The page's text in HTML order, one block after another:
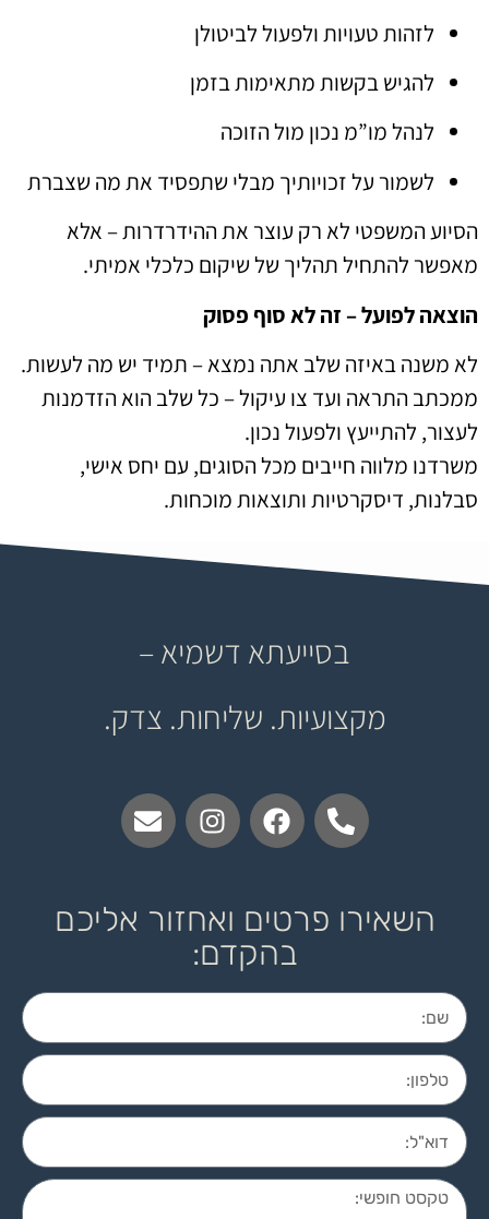
לזהות טעויות ולפעול לביטולן
להגיש בקשות מתאימות בזמן
לנהל מו”מ נכון מול הזוכה
לשמור על זכויותיך מבלי שתפסיד את מה שצברת
הסיוע המשפטי לא רק עוצר את ההידרדרות – אלא
מאפשר להתחיל תהליך של שיקום כלכלי אמיתי.
הוצאה לפועל – זה לא סוף פסוק
לא משנה באיזה שלב אתה נמצא – תמיד יש מה לעשות.
ממכתב התראה ועד צו עיקול – כל שלב הוא הזדמנות
לעצור, להתייעץ ולפעול נכון.
משרדנו מלווה חייבים מכל הסוגים, עם יחס אישי,
סבלנות, דיסקרטיות ותוצאות מוכחות.
בסייעתא דשמיא –
מקצועיות. שליחות. צדק.
השאירו פרטים ואחזור אליכם
בהקדם: